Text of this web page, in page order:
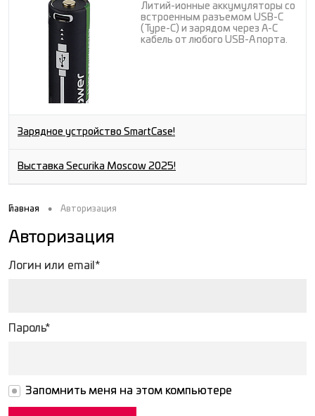
Литий-ионные аккумуляторы со
встроенным разъемом USB-C
(Type-C) и зарядом через A-C
кабель от любого USB-A порта.
Зарядное устройство SmartCase!
Выставка Securika Moscow 2025!
Главная • Авторизация
Авторизация
Логин или email*
Пароль*
Запомнить меня на этом компьютере